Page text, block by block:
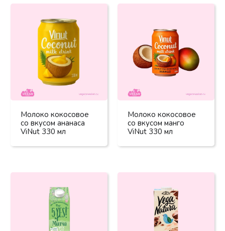
Молоко кокосовое
со вкусом ананаса
ViNut 330 мл
Молоко кокосовое
со вкусом манго
ViNut 330 мл